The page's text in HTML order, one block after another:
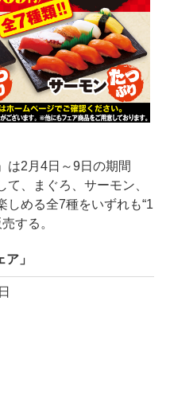
2月4日～9日の期間
て、まぐろ、サーモン、
しめる全7種をいずれも“1
する。
」